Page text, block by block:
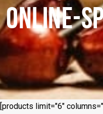
ONLINE-
[products limit="6"